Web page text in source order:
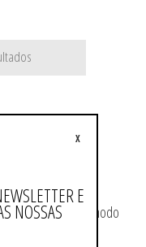
DE VIDA
pioneiro no modo
E
NOSSAS
X